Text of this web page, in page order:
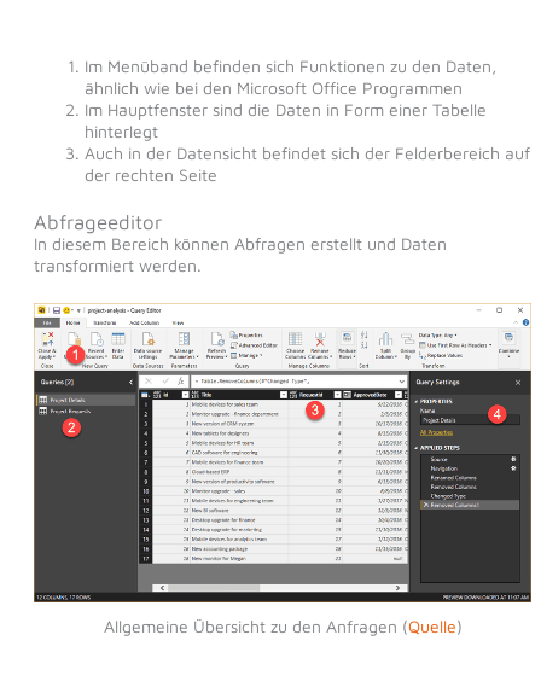
Im Menüband befinden sich Funktionen zu den Daten,
ähnlich wie bei den Microsoft Office Programmen
Im Hauptfenster sind die Daten in Form einer Tabelle
hinterlegt
Auch in der Datensicht befindet sich der Felderbereich auf
der rechten Seite
Abfrageeditor
In diesem Bereich können Abfragen erstellt und Daten
transformiert werden.
Allgemeine Übersicht zu den Anfragen (Quelle)